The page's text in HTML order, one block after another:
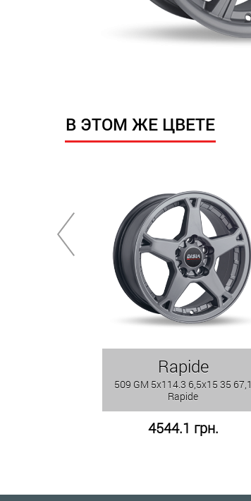
В ЭТОМ ЖЕ ЦВЕТЕ
Rapide
509 GM 5x114.3 6,5x15 35 67,1
Rapide
4544.1 грн.